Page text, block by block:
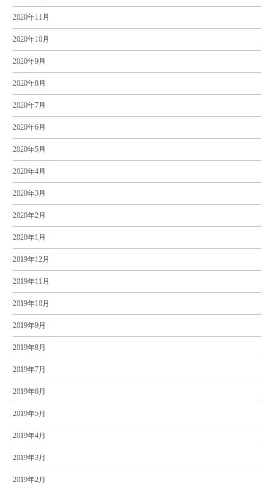
2020年11月
2020年10月
2020年9月
2020年8月
2020年7月
2020年6月
2020年5月
2020年4月
2020年3月
2020年2月
2020年1月
2019年12月
2019年11月
2019年10月
2019年9月
2019年8月
2019年7月
2019年6月
2019年5月
2019年4月
2019年3月
2019年2月